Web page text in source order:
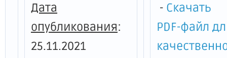
Дата
опубликования:
25.11.2021
- Скачать
PDF-файл